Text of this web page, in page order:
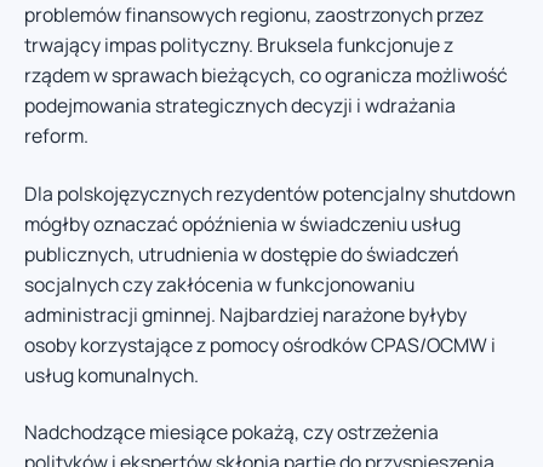
problemów finansowych regionu, zaostrzonych przez
trwający impas polityczny. Bruksela funkcjonuje z
rządem w sprawach bieżących, co ogranicza możliwość
podejmowania strategicznych decyzji i wdrażania
reform.
Dla polskojęzycznych rezydentów potencjalny shutdown
mógłby oznaczać opóźnienia w świadczeniu usług
publicznych, utrudnienia w dostępie do świadczeń
socjalnych czy zakłócenia w funkcjonowaniu
administracji gminnej. Najbardziej narażone byłyby
osoby korzystające z pomocy ośrodków CPAS/OCMW i
usług komunalnych.
Nadchodzące miesiące pokażą, czy ostrzeżenia